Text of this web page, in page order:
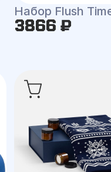
Набор Flush
3866 ₽